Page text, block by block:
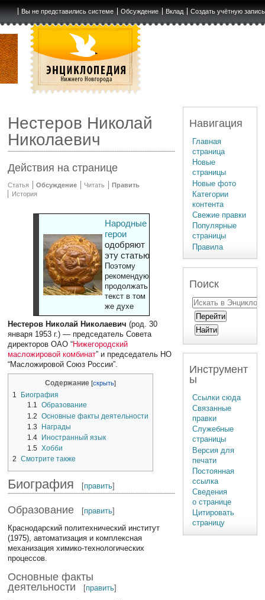
Вы не представились системе Обсуждение Вклад Создать учётную запись
Нестеров Николай
Николаевич
Действия на странице
Статья Обсуждение Читать
Править
История
Народные
герои
одобряют
эту статью
Поэтому
рекомендуют
продолжать
текст в том
же духе
Нестеров Николай Николаевич (род. 30
января 1953 г.) — председатель Совета
директоров ОАО “Нижегородский
масложировой комбинат” и председатель НО
“Масложировой Союз России”.
Содержание
1
Биография
1.1 Образование
1.2 Основные факты деятельности
1.3
Награды
1.4
Иностранный язык
1.5 Хобби
2
Смотрите также
Биография [править]
Образование [править]
Краснодарский политехнический институт
(1975), автоматизация и комплексная
механизация химико-технологических
процессов.
Основные факты
деятельности
[править]
Навигация
Главная
страница
Новые
страницы
Новые фото
Категории
контента
Свежие правки
Популярные
страницы
Правила
Поиск
Инструмент
ы
Ссылки сюда
Связанные
правки
Служебные
страницы
Версия для
печати
Постоянная
ссылка
Сведения
о странице
Цитировать
страницу